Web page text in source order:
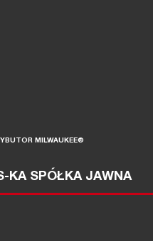
MILWAUKEE®
KA SPÓŁKA JAWNA